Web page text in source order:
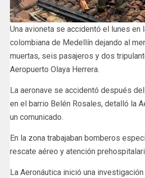
Una avioneta se accidentó el lunes en
colombiana de Medellín dejando al
muertas, seis pasajeros y dos
Aeropuerto Olaya Herrera.
La aeronave se accidentó después
en el barrio Belén Rosales, detalló la
un comunicado.
En la zona trabajaban bomberos
rescate aéreo y atención
La Aeronáutica inició una